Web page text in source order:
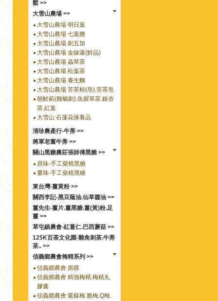
鬆 >>
大雪山農場 >>
大雪山農場 明日葉
大雪山農場 七葉膽
大雪山農場 刺五加
大雪山農場 金線蓮(鮮品)
大雪山農場 蟲草茶
大雪山農場 松葉茶
大雪山農場 養生麵
大雪山農場 苦茶粉(皂).苦茶皂
朝鮮薊(雞鵤刺).魚腥草茶.銀杏
茶.紅葉
大雪山 石蓮花保養品
清珍農產行-牛蒡 >>
將軍老董牛蒡 >>
關山黑糖農莊張師傅黑糖 >>
原味-手工柴燒黑糖
薑味-手工柴燒黑糖
東台灣-薑黃粉 >>
關西李記-黑豆蔭油.仙草醬油 >>
薑先生-薑片.薑黑糖.薑(黃)粉.足
薑 >>
草屯鎮農會-紅薏仁.巴西蘑菇 >>
125K百茶文化園-雞角刺茶.牛蒡
茶.. >>
信義鄉農會梅精系列 >>
信義鄉農會 面膜
信義鄉農會 精強梅精.梅精丸
膠囊
信義鄉農會 紫蘇梅.脆梅.Q梅.